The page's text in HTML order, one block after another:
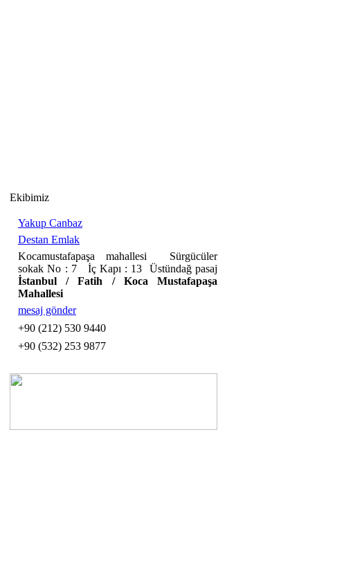
Ekibimiz
Yakup Canbaz
Destan Emlak
Kocamustafapaşa mahallesi Sürgücüler
sokak No : 7 İç Kapı : 13 Üstündağ pasaj
İstanbul / Fatih / Koca Mustafapaşa
Mahallesi
mesaj gönder
+90 (212) 530 9440
+90 (532) 253 9877